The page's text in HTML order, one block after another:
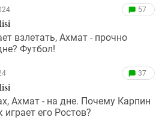
57
взлетать, Ахмат - прочно
Футбол!
37
Ахмат - на дне. Почему Карпин
его Ростов?